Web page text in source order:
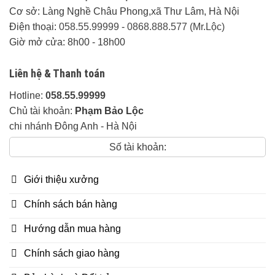
20k/1km
Các tỉnh thành khác:Liên hệ trực tiếp.
Về độ dày:
– Khung tranh 4cm, Ván Mặt 2cm.
– Vách tựa 5cm x Bản rộng 38cm.
– Yếm 4cm, chân 14cm
Cam Kết của Đồ Gỗ Mỹ Nghệ Bảo Lộc:
thỏa thuận, nếu phát hiện sai gỗ hoàn tiền
100% + đền bù 10% giá trị tiền hàng.
Cơ sở: Làng Nghề Châu Phong,xã Thư Lâm, Hà Nội
Điện thoại: 058.55.99999 - 0868.888.577 (Mr.Lộc)
Giờ mở cửa: 8h00 - 18h00
Liên hệ & Thanh toán
Hotline: 058.55.99999
Chủ tài khoản: Phạm Bảo Lộc
chi nhánh Đông Anh - Hà Nội
Số tài khoản:
Giới thiệu xưởng
Chính sách bán hàng
Hướng dẫn mua hàng
Chính sách giao hàng